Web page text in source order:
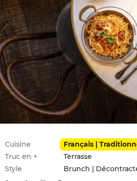
Infos pratiques
Cuisine
Français |
Truc en +
Terrasse
Style
Brunch |